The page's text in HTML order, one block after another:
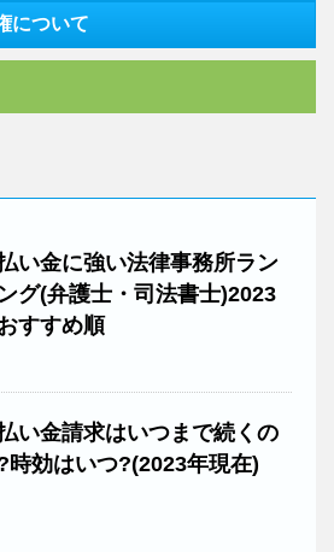
について
い金に強い法律事務所ラン
グ(弁護士・司法書士)2023
すすめ順
い金請求はいつまで続くの
時効はいつ?(2023年現在)